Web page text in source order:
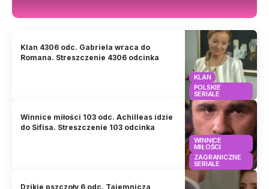
KLAN
POLSKIE
SERIALE
Klan 4306 odc. Gabriela wraca do
Romana. Streszczenie 4306 odcinka
WINNICE
MIŁOŚCI
ZAGRANICZNE
SERIALE
Winnice miłości 103 odc. Achilleas idzie
do Sifisa. Streszczenie 103 odcinka
Dzikie pszczoły 6 odc. Tajemnicza